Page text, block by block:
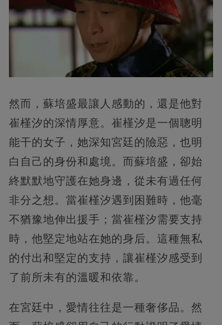
然而，蘇培盛最讓人感動的，還是他對
崔槿汐的深情厚意。崔槿汐是一個聰明
能干的女子，她深知宮廷的險惡，也明
白自己的身份和處境。而蘇培盛，卻始
終默默地守護在她身邊，從未有過任何
非分之想。當崔槿汐遇到困難時，他毫
不猶豫地伸出援手；當崔槿汐需要支持
時，他堅定地站在她的身后。這種無私
的付出和堅定的支持，讓崔槿汐感受到
了前所未有的溫暖和依靠。
在宮廷中，愛情往往是一種奢侈品。然